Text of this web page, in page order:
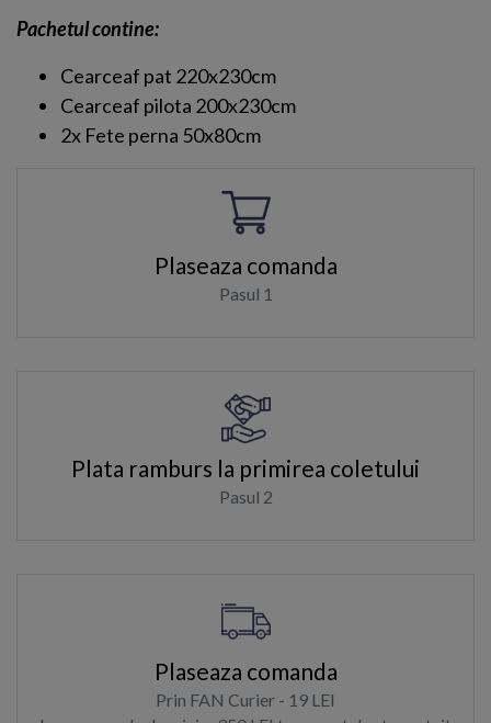
Pachetul contine:
Cearceaf pat 220x230cm
Cearceaf pilota 200x230cm
2x Fete perna 50x80cm
Plaseaza comanda
Pasul 1
Plata ramburs la primirea coletului
Pasul 2
Plaseaza comanda
Prin FAN Curier - 19 LEI